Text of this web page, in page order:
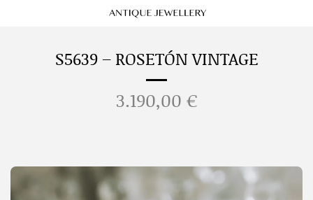
S5639 – ROSETÓN VINTAGE
3.190,00 €